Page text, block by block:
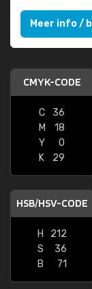
Meer info /
CMYK-CODE
C
36
M
18
Y
0
K
29
HSB/HSV-CODE
H
212
S
36
B
71